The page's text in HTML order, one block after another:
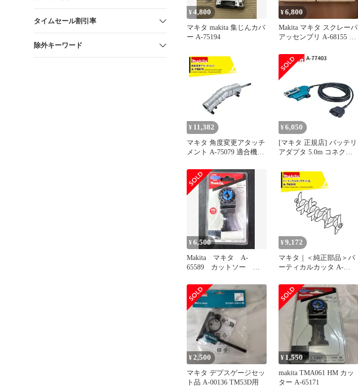
タイムセール割引率
除外キーワード
¥4,800
マキタ makita 集じんカバ
ー A-75194
¥6,800
Makita マキタ スクレーパ
アッセンブリ A-68155 2
¥ 11,382
マキタ 角度変更アタッチ
メント A-75079 適合機種
¥ 6,050
[マキタ 正規店] バッテリ
アダプタ 5.0m コネクタ
ーツ 部品 正規品 おすす
め 便利
¥6,500
Makita マキタ A-
65589 カットソー
¥ 9,172
マキタ｜＜純正部品＞バ
ーティカルカッタ A-
¥2,500
マキタ デプスゲージセッ
ト品 A-00136 TM53D用
¥ 1,550
makita TMA061 HM カッ
ター A-65171